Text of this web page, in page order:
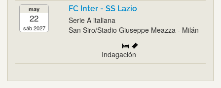
may
22
sáb 2027
FC Inter - SS Lazio
Serie A italiana
San Siro/Stadio Giuseppe Meazza - Milán
Indagación